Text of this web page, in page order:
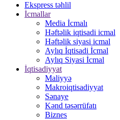
Ekspress təhlil
İcmallar
Media İcmalı
Həftəlik iqtisadi icmal
Həftəlik siyasi icmal
Aylıq İqtisadi İcmal
Aylıq Siyasi İcmal
İqtisadiyyat
Maliyyə
Makroiqtisadiyyat
Sənaye
Kənd təsərrüfatı
Biznes